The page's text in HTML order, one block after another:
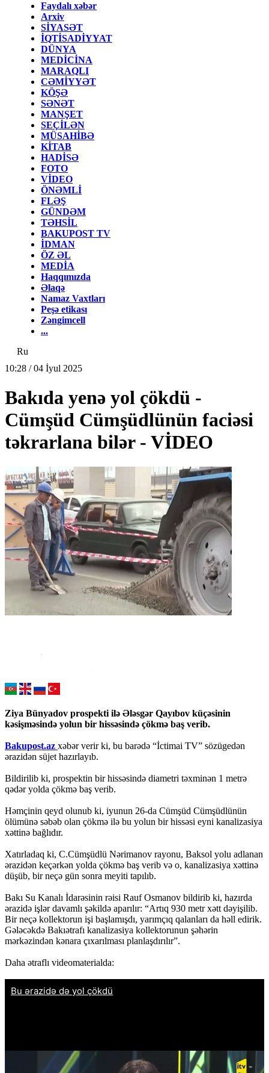
Faydalı xəbər
Arxiv
SİYASƏT
İQTİSADİYYAT
DÜNYA
MEDİCİNA
MARAQLI
CƏMİYYƏT
KÖŞƏ
SƏNƏT
MANŞET
SEÇİLƏN
MÜSAHİBƏ
KİTAB
HADİSƏ
FOTO
VİDEO
ÖNƏMLİ
FLƏŞ
GÜNDƏM
TƏHSİL
BAKUPOST TV
İDMAN
ÖZ ƏL
MEDİA
Haqqımızda
Əlaqə
Namaz Vaxtları
Peşə etikası
Zəngimcell
...
Ru
10:28 / 04 İyul 2025
Bakıda yenə yol çökdü -
Cümşüd Cümşüdlünün faciəsi
təkrarlana bilər - VİDEO
Ziya Bünyadov prospekti ilə Ələsgər Qayıbov küçəsinin
kəsişməsində yolun bir hissəsində çökmə baş verib.
Bakupost.az xəbər verir ki, bu barədə “İctimai TV” sözügedən
ərazidən süjet hazırlayıb.
Bildirilib ki, prospektin bir hissəsində diametri təxminən 1 metrə
qədər yolda çökmə baş verib.
Həmçinin qeyd olunub ki, iyunun 26-da Cümşüd Cümşüdlünün
ölümünə səbəb olan çökmə ilə bu yolun bir hissəsi eyni kanalizasiya
xəttinə bağlıdır.
Xatırladaq ki, C.Cümşüdlü Nərimanov rayonu, Baksol yolu adlanan
ərazidən keçərkən yolda çökmə baş verib və o, kanalizasiya xəttinə
düşüb, bir neçə gün sonra meyiti tapılıb.
Bakı Su Kanalı İdarəsinin rəisi Rauf Osmanov bildirib ki, hazırda
ərazidə işlər davamlı şəkildə aparılır: “Artıq 930 metr xətt dəyişilib.
Bir neçə kollektorun işi başlamışdı, yarımçıq qalanları da həll edirik.
Gələcəkdə Bakıətrafı kanalizasiya kollektorunun şəhərin
mərkəzindən kənara çıxarılması planlaşdırılır”.
Daha ətraflı videomaterialda: